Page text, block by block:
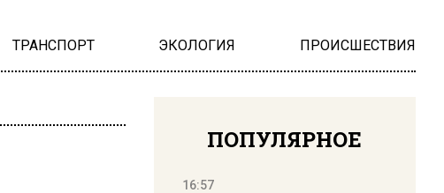
ТРАНСПОРТ ЭКОЛОГИЯ ПРОИСШЕСТВИЯ
ПОПУЛЯРНОЕ
16:57